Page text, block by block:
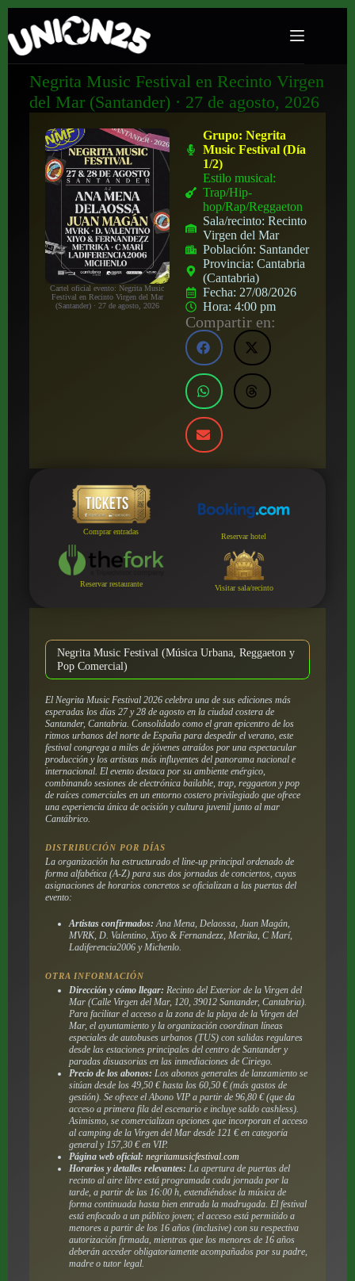
Negrita Music Festival en Recinto Virgen
del Mar (Santander) · 27 de agosto, 2026
Cartel oficial evento: Negrita Music
Festival en Recinto Virgen del Mar
(Santander) · 27 de agosto, 2026
Grupo:Negrita
Music Festival (Día
1/2)
Estilo musical:
Trap/Hip-
hop/Rap/Reggaeton
Sala/recinto:Recinto
Virgen del Mar
Población: Santander
Provincia:Cantabria
(Cantabria)
Fecha: 27/08/2026
Hora:4:00 pm
Compartir en:
Comprar entradas
Reservar hotel
Reservar restaurante Visitar sala/recinto
Negrita Music Festival (Música Urbana, Reggaeton y
Pop Comercial)
El Negrita Music Festival 2026 celebra una de sus ediciones más
esperadas los días 27 y 28 de agosto en la ciudad costera de
Santander, Cantabria. Consolidado como el gran epicentro de los
ritmos urbanos del norte de España para despedir el verano, este
festival congrega a miles de jóvenes atraídos por una espectacular
producción y los artistas más influyentes del panorama nacional e
internacional. El evento destaca por su ambiente enérgico,
combinando sesiones de electrónica bailable, trap, reggaeton y pop
de raíces comerciales en un entorno costero privilegiado que ofrece
una experiencia única de ocisión y cultura juvenil junto al mar
Cantábrico.
DISTRIBUCIÓN POR DÍAS
La organización ha estructurado el line-up principal ordenado de
forma alfabética (A-Z) para sus dos jornadas de conciertos, cuyas
asignaciones de horarios concretos se oficializan a las puertas del
evento:
Artistas confirmados: Ana Mena, Delaossa, Juan Magán,
MVRK, D. Valentino, Xiyo & Fernandezz, Metrika, C Marí,
Ladiferencia2006 y Michenlo.
OTRA INFORMACIÓN
Dirección y cómo llegar: Recinto del Exterior de la Virgen del
Mar (Calle Virgen del Mar, 120, 39012 Santander, Cantabria).
Para facilitar el acceso a la zona de la playa de la Virgen del
Mar, el ayuntamiento y la organización coordinan líneas
especiales de autobuses urbanos (TUS) con salidas regulares
desde las estaciones principales del centro de Santander y
paradas disuasorias en las inmediaciones de Ciriego.
Precio de los abonos: Los abonos generales de lanzamiento se
sitúan desde los 49,50 € hasta los 60,50 € (más gastos de
gestión). Se ofrece el Abono VIP a partir de 96,80 € (que da
acceso a primera fila del escenario e incluye saldo cashless).
Asimismo, se comercializan opciones que incorporan el acceso
al camping de la Virgen del Mar desde 121 € en categoría
general y 157,30 € en VIP.
Página web oficial: negritamusicfestival.com
Horarios y detalles relevantes: La apertura de puertas del
recinto al aire libre está programada cada jornada por la
tarde, a partir de las 16:00 h, extendiéndose la música de
forma continuada hasta bien entrada la madrugada. El festival
está enfocado a un público joven; el acceso está permitido a
menores a partir de los 16 años (inclusive) con su respectiva
autorización firmada, mientras que los menores de 16 años
deberán acceder obligatoriamente acompañados por su padre,
madre o tutor legal.